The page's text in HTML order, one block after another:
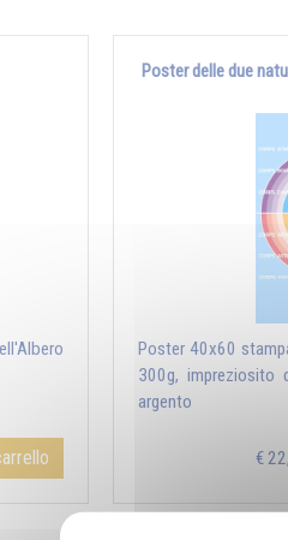
Poster delle due
Poster 40x60
300g, impreziosito
argento
€